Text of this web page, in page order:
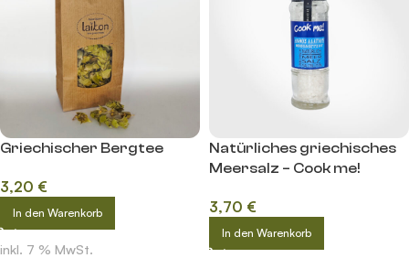
Griechischer Bergtee
3,20 €
In den Warenkorb
inkl. 7 % MwSt.
Natürliches griechisches
Meersalz – Cook me!
3,70 €
In den Warenkorb